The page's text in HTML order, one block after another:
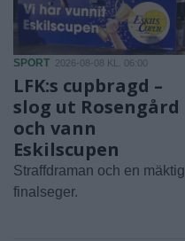
SPORT 2026-08-08 KL. 06:00
LFK:s cupbragd –
slog ut Rosengård
och vann
Eskilscupen
Straffdraman och en mäktig
finalseger.